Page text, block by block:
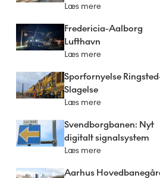
Læs mere
Fredericia-Aalborg
Lufthavn
Læs mere
Sporfornyelse
Slagelse
Læs mere
Svendborgbanen: Nyt
digitalt signalsystem
Læs mere
Aarhus